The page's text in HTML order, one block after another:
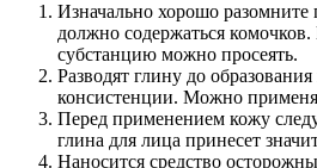
Изначально хорошо
должно содержаться
субстанцию можно просеять.
Разводят глину до
консистенции. Можно
Перед применением кожу
глина для лица принесет
Наносится средство